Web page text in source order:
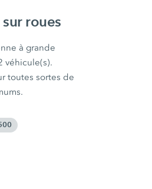
roues
à grande
véhicule(s).
toutes sortes de